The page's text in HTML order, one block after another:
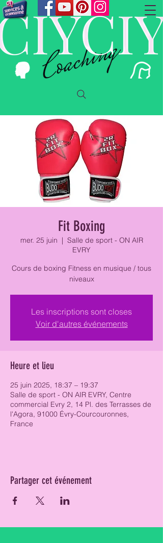
Fit Boxing
mer. 25 juin
  |
Salle de sport - ON AIR
EVRY
Cours de boxing Fitness en musique / tous
niveaux
Les inscriptions sont closes
Voir d'autres événements
Heure et lieu
25 juin 2025, 18:37 – 19:37
Salle de sport - ON AIR EVRY, Centre
commercial Evry 2, 14 Pl. des Terrasses de
l'Agora, 91000 Évry-Courcouronnes,
France
Partager cet événement